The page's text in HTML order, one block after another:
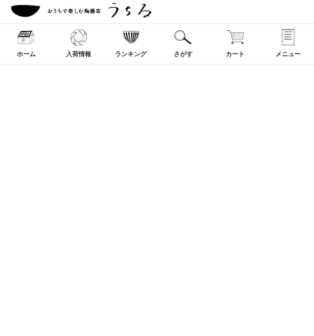
ホーム 入荷情報 ランキング さがす カート メニュー